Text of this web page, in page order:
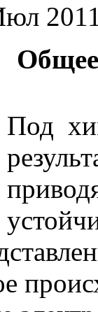
Под